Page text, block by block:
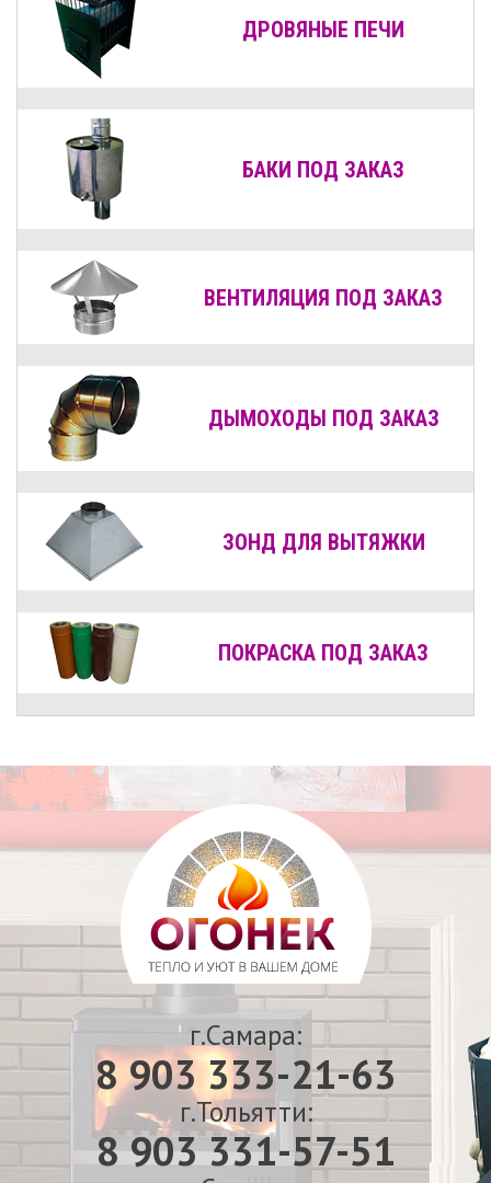
ДРОВЯНЫЕ ПЕЧИ
БАКИ ПОД ЗАКАЗ
ВЕНТИЛЯЦИЯ ПОД ЗАКАЗ
ДЫМОХОДЫ ПОД ЗАКАЗ
ЗОНД ДЛЯ ВЫТЯЖКИ
ПОКРАСКА ПОД ЗАКАЗ
г.Самара:
8 903 333-21-63
г.Тольятти:
8 903 331-57-51